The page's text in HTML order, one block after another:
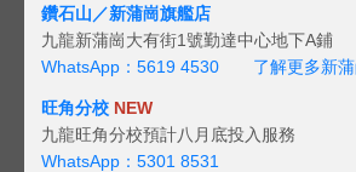
鑽石山／新蒲崗旗艦店
九龍新蒲崗大有街1號勤達中心地下A鋪
WhatsApp：5619 4530
了解更多新
旺角分校 NEW
九龍旺角分校預計八月底投入服務
WhatsApp：5301 8531